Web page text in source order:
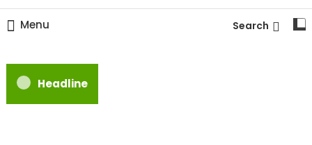
StrefaPLN.pl
Menu Search
Headline